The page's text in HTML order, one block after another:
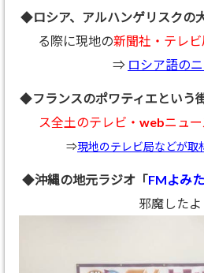
◆ロシア、アルハンゲリスクの
る際に現地の新聞社・テレ
⇒ ロシア語の
◆フランスのポワティエという
ス全土のテレビ・webニュー
⇒現地のテレビ局などが取
◆沖縄の地元ラジオ「FMよみ
邪魔したよ